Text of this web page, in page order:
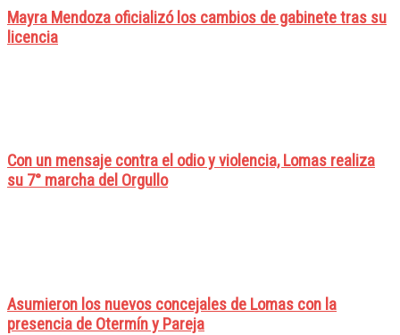
Mayra Mendoza oficializó los cambios de gabinete tras su
licencia
Con un mensaje contra el odio y violencia, Lomas realiza
su 7° marcha del Orgullo
Asumieron los nuevos concejales de Lomas con la
presencia de Otermín y Pareja